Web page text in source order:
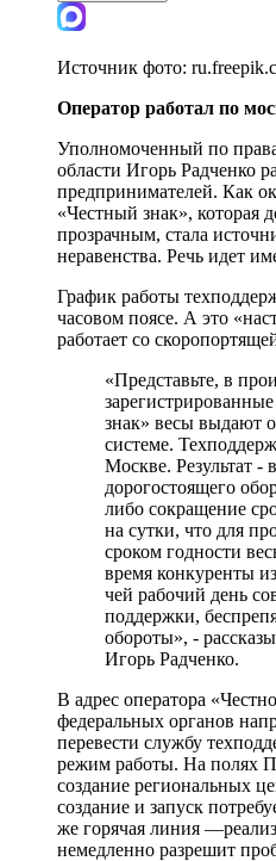
Источник фото:
Оператор работал по
Уполномоченный по
области Игорь Радченко
предпринимателей. Как
«Честный знак», которая
прозрачным, стала
неравенства. Речь идет
График работы
часовом поясе. А это
работает со
«Представьте, в
знак» весы выдают
системе.
Москве. Результат
дорогостоящего
либо сокращение
на сутки, что для
сроком годности
время конкуренты
чей рабочий день
поддержки,
обороты», -
Игорь Радченко.
В адрес оператора
федеральных органов
перевести службу
режим работы. На полях
создание региональных
создание и запуск
же горячая линия
немедленно разрешит